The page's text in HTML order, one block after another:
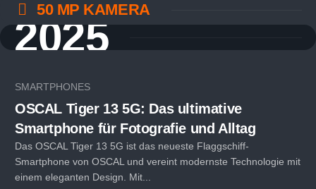
50 MP KAMERA
2025
SMARTPHONES
OSCAL Tiger 13 5G: Das ultimative
Smartphone für Fotografie und Alltag
Das OSCAL Tiger 13 5G ist das neueste Flaggschiff-
Smartphone von OSCAL und vereint modernste Technologie mit
einem eleganten Design. Mit...